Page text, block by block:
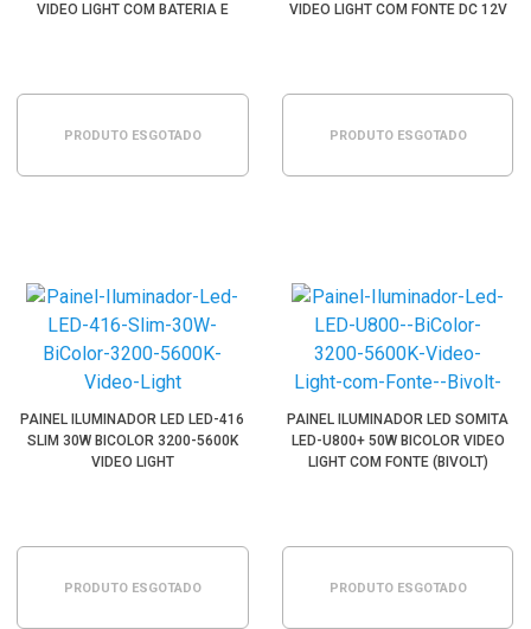
VIDEO LIGHT COM BATERIA E
PRODUTO ESGOTADO
VIDEO LIGHT COM FONTE DC 12V
PRODUTO ESGOTADO
PAINEL ILUMINADOR LED LED-416
SLIM 30W BICOLOR 3200-5600K
VIDEO LIGHT
PRODUTO ESGOTADO
PAINEL ILUMINADOR LED SOMITA
LED-U800+ 50W BICOLOR VIDEO
LIGHT COM FONTE (BIVOLT)
PRODUTO ESGOTADO